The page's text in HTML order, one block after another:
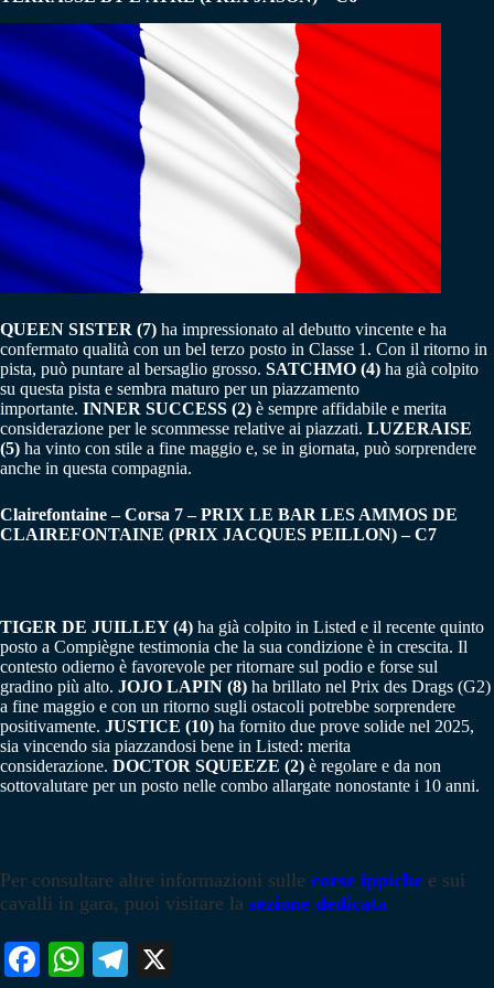
QUEEN SISTER (7) ha impressionato al debutto vincente e ha
confermato qualità con un bel terzo posto in Classe 1. Con il ritorno in
pista, può puntare al bersaglio grosso. SATCHMO (4) ha già colpito
su questa pista e sembra maturo per un piazzamento
importante. INNER SUCCESS (2) è sempre affidabile e merita
considerazione per le scommesse relative ai piazzati. LUZERAISE
(5) ha vinto con stile a fine maggio e, se in giornata, può sorprendere
anche in questa compagnia.
Clairefontaine – Corsa 7 – PRIX LE BAR LES AMMOS DE
CLAIREFONTAINE (PRIX JACQUES PEILLON) – C7
TIGER DE JUILLEY (4) ha già colpito in Listed e il recente quinto
posto a Compiègne testimonia che la sua condizione è in crescita. Il
contesto odierno è favorevole per ritornare sul podio e forse sul
gradino più alto. JOJO LAPIN (8) ha brillato nel Prix des Drags (G2)
a fine maggio e con un ritorno sugli ostacoli potrebbe sorprendere
positivamente. JUSTICE (10) ha fornito due prove solide nel 2025,
sia vincendo sia piazzandosi bene in Listed: merita
considerazione. DOCTOR SQUEEZE (2) è regolare e da non
sottovalutare per un posto nelle combo allargate nonostante i 10 anni.
Per consultare altre informazioni sulle corse ippiche e sui
cavalli in gara, puoi visitare la sezione dedicata
Fa W
Te